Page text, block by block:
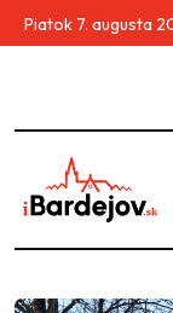
Piatok 7. augusta